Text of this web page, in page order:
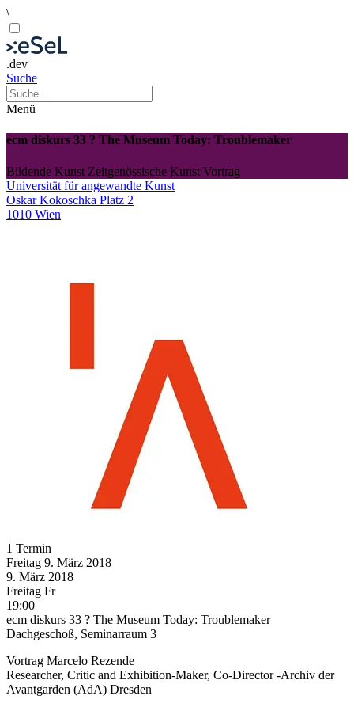
\
.dev
Suche
Menü
ecm diskurs 33 ? The Museum Today: Troublemaker
Bildende Kunst Zeitgenössische Kunst Vortrag
Universität für angewandte Kunst
Oskar Kokoschka Platz 2
1010 Wien
1 Termin
Freitag 9. März 2018
9. März 2018
Freitag Fr
19:00
ecm diskurs 33 ? The Museum Today: Troublemaker
Dachgeschoß, Seminarraum 3
Vortrag Marcelo Rezende
Researcher, Critic and Exhibition-Maker, Co-Director -Archiv der
Avantgarden (AdA) Dresden